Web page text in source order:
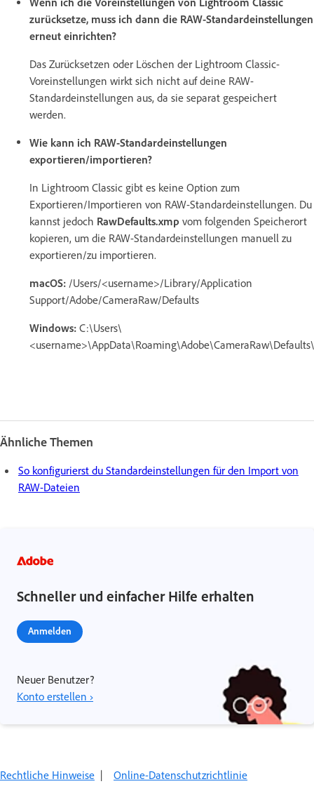
zurücksetze, muss ich dann die RAW-Standardeinstellungen
erneut einrichten?
Das Zurücksetzen oder Löschen der Lightroom Classic-
Voreinstellungen wirkt sich nicht auf deine RAW-
Standardeinstellungen aus, da sie separat gespeichert
werden.
Wie kann ich RAW-Standardeinstellungen
exportieren/importieren?
In Lightroom Classic gibt es keine Option zum
Exportieren/Importieren von RAW-Standardeinstellungen. Du
kannst jedoch RawDefaults.xmp vom folgenden Speicherort
kopieren, um die RAW-Standardeinstellungen manuell zu
exportieren/zu importieren.
macOS: /Users/<username>/Library/Application
Support/Adobe/CameraRaw/Defaults
Windows: C:\Users\
<username>\AppData\Roaming\Adobe\CameraRaw\Defaults\
Ähnliche Themen
So konfigurierst du Standardeinstellungen für den Import von
RAW-Dateien
Schneller und einfacher Hilfe erhalten
Anmelden
Neuer Benutzer?
Konto erstellen ›
Rechtliche Hinweise | Online-Datenschutzrichtlinie